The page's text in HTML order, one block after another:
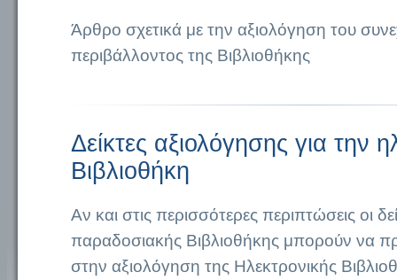
Άρθρο σχετικά με την αξιολόγηση του
περιβάλλοντος της Βιβλιοθήκης
Δείκτες αξιολόγησης για την
Βιβλιοθήκη
Αν και στις περισσότερες περιπτώσεις οι
παραδοσιακής Βιβλιοθήκης μπορούν να
στην αξιολόγηση της Ηλεκτρονικής